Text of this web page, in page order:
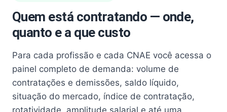
Quem está contratando — onde,
quanto e a que custo
Para cada profissão e cada CNAE você acessa o
painel completo de demanda: volume de
contratações e demissões, saldo líquido,
situação do mercado, índice de contratação,
rotatividade, amplitude salarial e até uma